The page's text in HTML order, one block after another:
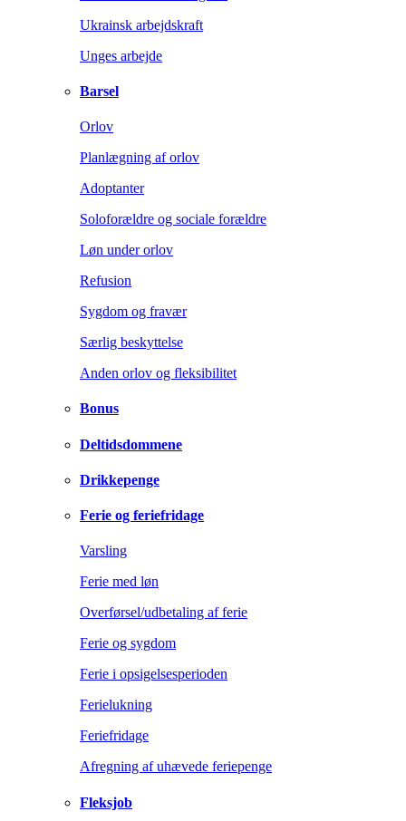
Ukrainsk arbejdskraft
Unges arbejde
Barsel
Orlov
Planlægning af orlov
Adoptanter
Soloforældre og sociale forældre
Løn under orlov
Refusion
Sygdom og fravær
Særlig beskyttelse
Anden orlov og fleksibilitet
Bonus
Deltidsdommene
Drikkepenge
Ferie og feriefridage
Varsling
Ferie med løn
Overførsel/udbetaling af ferie
Ferie og sygdom
Ferie i opsigelsesperioden
Ferielukning
Feriefridage
Afregning af uhævede feriepenge
Fleksjob